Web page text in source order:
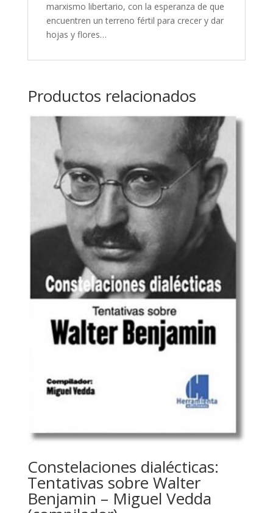
marxismo libertario, con la esperanza de que
encuentren un terreno fértil para crecer y dar
hojas y flores…
Productos relacionados
Constelaciones dialécticas:
Tentativas sobre Walter
Benjamin – Miguel Vedda